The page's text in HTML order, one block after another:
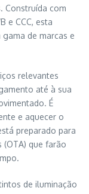
Construída com
e CCC, esta
de marcas e
relevantes
até à sua
É
e aquecer o
preparado para
que farão
de iluminação